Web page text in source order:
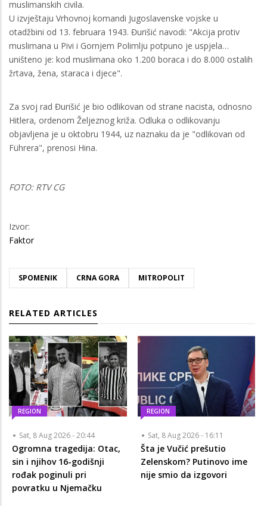
muslimanskih civila.
U izvještaju Vrhovnoj komandi Jugoslavenske vojske u
otadžbini od 13. februara 1943. Đurišić navodi: "Akcija protiv
muslimana u Pivi i Gornjem Polimlju potpuno je uspjela…
uništeno je: kod muslimana oko 1.200 boraca i do 8.000 ostalih
žrtava, žena, staraca i djece".
Za svoj rad Đurišić je bio odlikovan od strane nacista, odnosno
Hitlera, ordenom Željeznog križa. Odluka o odlikovanju
objavljena je u oktobru 1944, uz naznaku da je "odlikovan od
Führera", prenosi Hina.
FOTO: RTV CG
Izvor:
Faktor
SPOMENIK CRNA GORA MITROPOLIT
RELATED ARTICLES
REGION
Sat, 8 Aug 2026 - 20:44
Ogromna tragedija: Otac,
sin i njihov 16-godišnji
rođak poginuli pri
povratku u Njemačku
REGION
Sat, 8 Aug 2026 - 16:11
Šta je Vučić prešutio
Zelenskom? Putinovo ime
nije smio da izgovori